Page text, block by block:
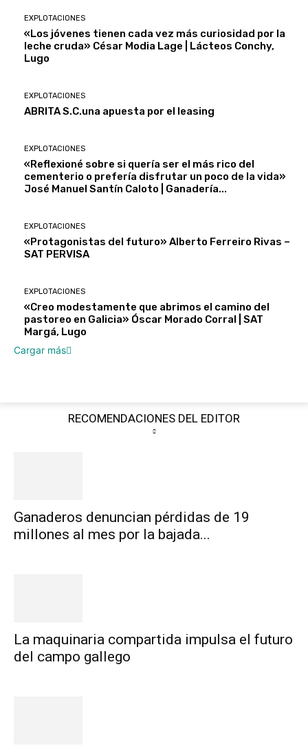
EXPLOTACIONES
«Los jóvenes tienen cada vez más curiosidad por la
leche cruda» César Modia Lage | Lácteos Conchy,
Lugo
EXPLOTACIONES
ABRITA S.C.una apuesta por el leasing
EXPLOTACIONES
«Reflexioné sobre si quería ser el más rico del
cementerio o prefería disfrutar un poco de la vida»
José Manuel Santín Caloto | Ganadería...
EXPLOTACIONES
«Protagonistas del futuro» Alberto Ferreiro Rivas –
SAT PERVISA
EXPLOTACIONES
«Creo modestamente que abrimos el camino del
pastoreo en Galicia» Óscar Morado Corral | SAT
Margá, Lugo
Cargar más
RECOMENDACIONES DEL EDITOR
Ganaderos denuncian pérdidas de 19
millones al mes por la bajada...
La maquinaria compartida impulsa el futuro
del campo gallego